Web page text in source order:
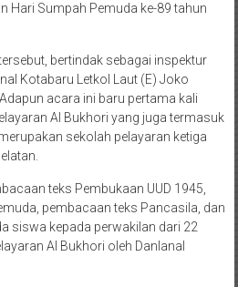
Hari Sumpah Pemuda ke-89 tahun
bertindak sebagai inspektur
Kotabaru Letkol Laut (E) Joko
acara ini baru pertama kali
Al Bukhori yang juga termasuk
sekolah pelayaran ketiga
teks Pembukaan UUD 1945,
pembacaan teks Pancasila, dan
siswa kepada perwakilan dari 22
Al Bukhori oleh Danlanal